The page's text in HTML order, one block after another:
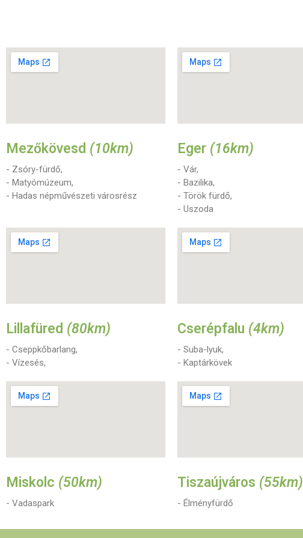
Mezőkövesd (10km)
- Zsóry-fürdő,
- Matyómúzeum,
- Hadas népművészeti városrész
Eger (16km)
- Vár,
- Bazilika,
- Török fürdő,
- Uszoda
Lillafüred (80km)
- Cseppkőbarlang,
- Vízesés,
Cserépfalu (4km)
- Suba-lyuk,
- Kaptárkövek
Miskolc (50km)
- Vadaspark
Tiszaújváros (55km)
- Élményfürdő